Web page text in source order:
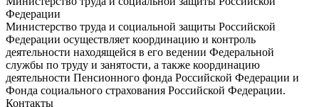
Федерации
Министерство труда и социальной защиты Российской
Федерации осуществляет координацию и контроль
деятельности находящейся в его ведении Федеральной
службы по труду и занятости, а также координацию
деятельности Пенсионного фонда Российской Федерации и
Фонда социального страхования Российской Федерации.
Контакты